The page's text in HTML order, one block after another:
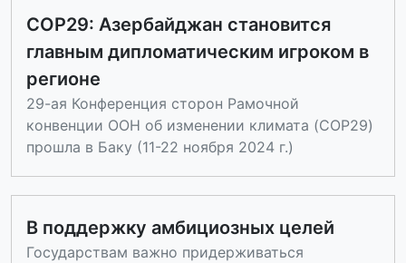
COP29: Азербайджан становится
главным дипломатическим игроком в
регионе
29-ая Конференция сторон Рамочной
конвенции ООН об изменении климата (COP29)
прошла в Баку (11-22 ноября 2024 г.)
В поддержку амбициозных целей
Государствам важно придерживаться